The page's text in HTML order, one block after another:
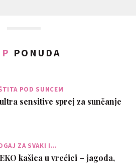
PONUDA
POD SUNCEM
sensitive sprej za sunčanje
ZA SVAKI I…
kašica u vrećici – jagoda,